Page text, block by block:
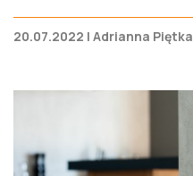
20.07.2022 | Adrianna Piętka